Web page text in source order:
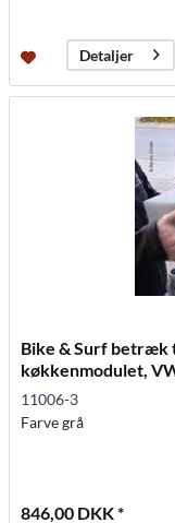
Detaljer
Bike & Surf betræk
køkkenmodulet,
11006-3
Farve grå
846,00 DKK *